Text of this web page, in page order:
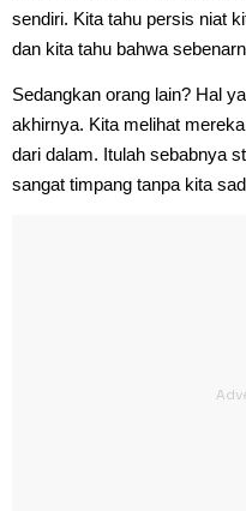
sendiri. Kita tahu persis niat
dan kita tahu bahwa
Sedangkan orang lain? Hal
akhirnya. Kita melihat
dari dalam. Itulah sebabnya
sangat timpang tanpa kita